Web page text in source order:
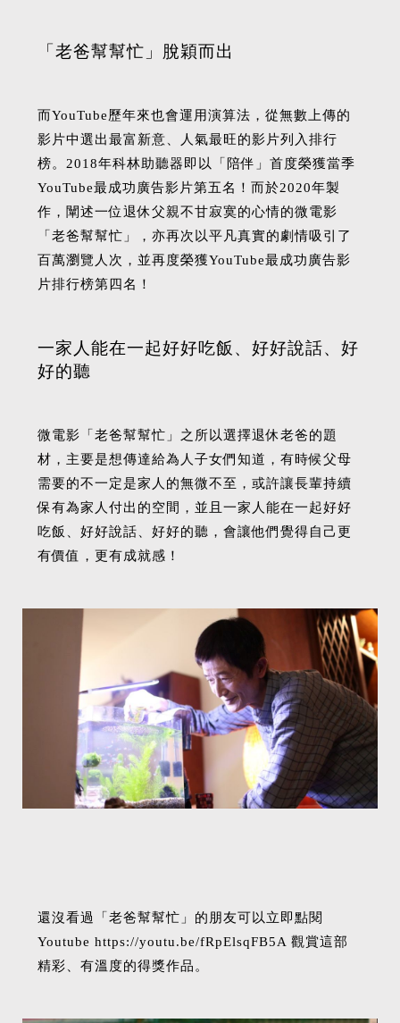
「老爸幫幫忙」脫穎而出
而YouTube歷年來也會運用演算法，從無數上傳的
影片中選出最富新意、人氣最旺的影片列入排行
榜。2018年科林助聽器即以「陪伴」首度榮獲當季
YouTube最成功廣告影片第五名！而於2020年製
作，闡述一位退休父親不甘寂寞的心情的微電影
「老爸幫幫忙」，亦再次以平凡真實的劇情吸引了
百萬瀏覽人次，並再度榮獲YouTube最成功廣告影
片排行榜第四名！
一家人能在一起好好吃飯、好好說話、好
好的聽
微電影「老爸幫幫忙」之所以選擇退休老爸的題
材，主要是想傳達給為人子女們知道，有時候父母
需要的不一定是家人的無微不至，或許讓長輩持續
保有為家人付出的空間，並且一家人能在一起好好
吃飯、好好說話、好好的聽，會讓他們覺得自己更
有價值，更有成就感！
還沒看過「老爸幫幫忙」的朋友可以立即點閱
Youtube https://youtu.be/fRpElsqFB5A 觀賞這部
精彩、有溫度的得獎作品。